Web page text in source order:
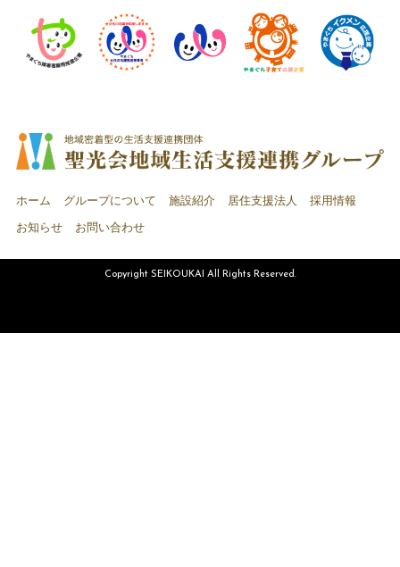
ホーム グループについて 施設紹介 居住支援法人
採用情報
お知らせ
お問い合わせ
Copyright SEIKOUKAI All Rights Reserved.